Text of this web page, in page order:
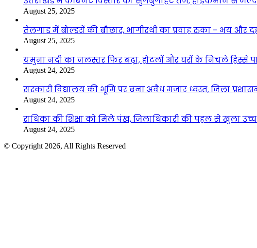
August 25, 2025
तेलगाड में बोल्डरों की बौछार, भागीरथी का प्रवाह रुका – भय और
August 25, 2025
यमुना नदी का जलस्तर फिर बढ़ा, होटलों और घरों के निचले हिस्से
August 24, 2025
सरकारी विद्यालय की भूमि पर बना अवैध मजार ध्वस्त, जिला
August 24, 2025
राधिका की शिक्षा को मिले पंख, जिलाधिकारी की पहल से खुला उच्च
August 24, 2025
© Copyright 2026, All Rights Reserved